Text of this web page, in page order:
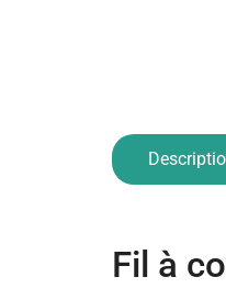
Fil à